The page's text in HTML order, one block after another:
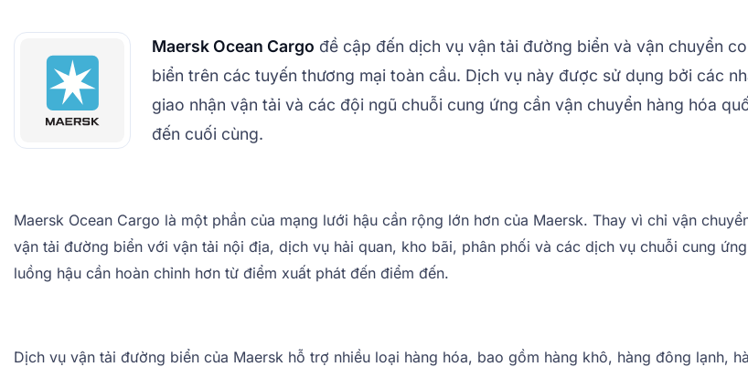
Maersk Ocean Cargo đề cập đến dịch vụ vận tải đường biển và vận chuyển
biển trên các tuyến thương mại toàn cầu. Dịch vụ này được sử dụng bởi các
giao nhận vận tải và các đội ngũ chuỗi cung ứng cần vận chuyển hàng hóa
đến cuối cùng.
Maersk Ocean Cargo là một phần của mạng lưới hậu cần rộng lớn hơn của Maersk. Thay vì chỉ vận
vận tải đường biển với vận tải nội địa, dịch vụ hải quan, kho bãi, phân phối và các dịch vụ chuỗi cung
luồng hậu cần hoàn chỉnh hơn từ điểm xuất phát đến điểm đến.
Dịch vụ vận tải đường biển của Maersk hỗ trợ nhiều loại hàng hóa, bao gồm hàng khô, hàng đông lạnh,